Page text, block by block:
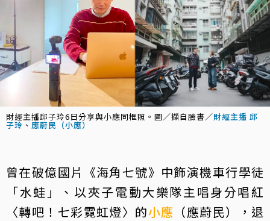
財經主播邱子玲6日分享與小應同框照。圖／擷自臉書／財經主播 邱
子玲 、 應蔚民（小應）
曾在破億國片《海角七號》中飾演機車行學徒
「水蛙」、以夾子電動大樂隊主唱身分唱紅
〈轉吧！七彩霓虹燈〉的小應 （應蔚民），退